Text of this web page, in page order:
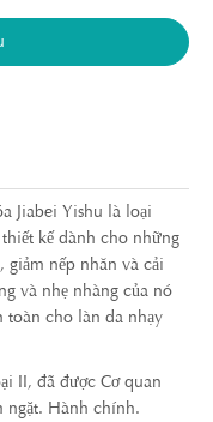
Jiabei Yishu là loại
kế dành cho những
giảm nếp nhăn và cải
và nhẹ nhàng của nó
toàn cho làn da nhạy
II, đã được Cơ quan
ngặt. Hành chính.